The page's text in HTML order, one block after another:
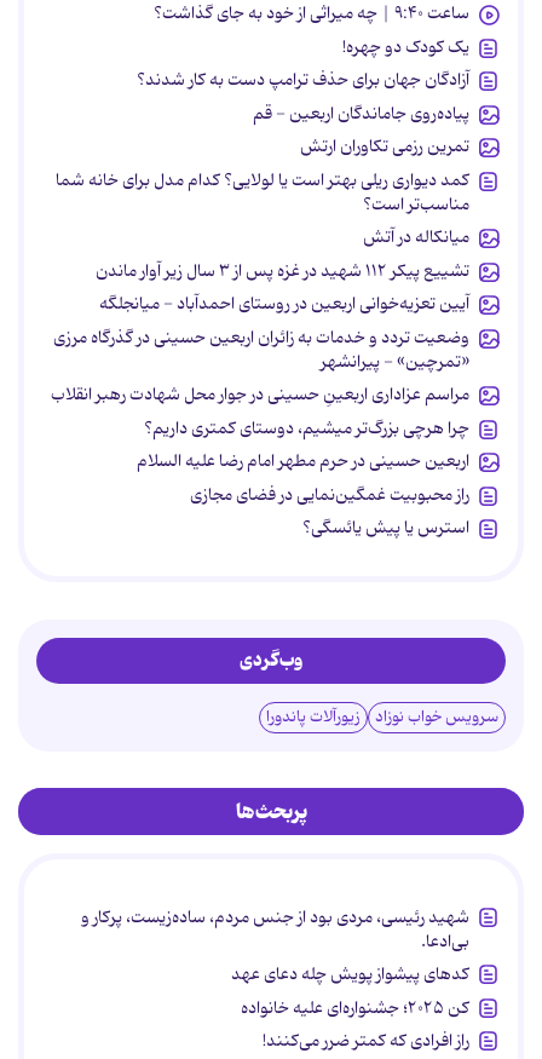
ساعت ۹:۴۰ | چه میراثی از خود به جای گذاشت؟
یک کودک دو چهره!
آزادگان جهان برای حذف ترامپ دست به کار شدند؟
پیاده‌روی جاماندگان اربعین - قم
تمرین رزمی تکاوران ارتش
کمد دیواری ریلی بهتر است یا لولایی؟ کدام مدل برای خانه شما
مناسب‌تر است؟
میانکاله در آتش
تشییع پیکر ۱۱۲ شهید در غزه پس از ۳ سال زیر آوار ماندن
آیین تعزیه‌خوانی اربعین در روستای احمدآباد - میانجلگه
وضعیت تردد و خدمات به زائران اربعین حسینی در گذرگاه مرزی
«تمرچین» - پیرانشهر
مراسم عزاداری اربعینِ حسینی در جوار محل شهادت رهبر انقلاب
چرا هرچی بزرگ‌تر میشیم، دوستای کمتری داریم؟
اربعین حسینی در حرم مطهر امام رضا علیه السلام
راز محبوبیت غمگین‌نمایی در فضای مجازی
استرس یا پیش یائسگی؟
وب‌گردی
سرویس خواب نوزاد زیورآلات پاندورا
پربحث‌ها
شهید رئیسی، مردی بود از جنس مردم، ساده‌زیست، پرکار و
بی‌ادعا.
کدهای پیشواز پویش چله دعای عهد
کن ۲۰۲۵؛ جشنواره‌ای علیه خانواده
راز افرادی که کمتر ضرر می‌کنند!